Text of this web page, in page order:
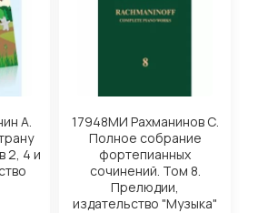
А.
2, 4 и
17948МИ Рахманинов С.
Полное собрание
фортепианных
сочинений. Том 8.
Прелюдии,
издательство "Музыка"